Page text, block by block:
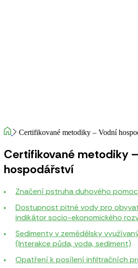
Certifikované metodiky – Vodní
Certifikované metodiky
hospodářství
Značení pstruha duhového
Dostupnost pitné vody pro
indikátor socio-ekonomického
Sedimenty v zemědělsky
(Interakce půda, voda, sediment)
Opatření k posílení infiltračních